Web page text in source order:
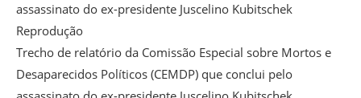
assassinato do ex-presidente Juscelino Kubitschek
Reprodução
Trecho de relatório da Comissão Especial sobre Mortos e
Desaparecidos Políticos (CEMDP) que conclui pelo